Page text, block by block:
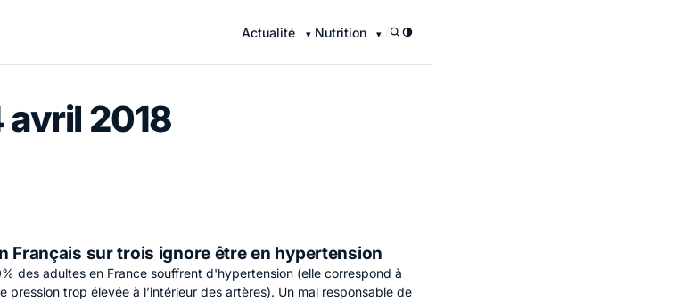
Actualité Nutrition /
2018
Français sur trois ignore être en hypertension
des adultes en France souffrent d'hypertension (elle correspond à
pression trop élevée à l’intérieur des artères). Un mal responsable de